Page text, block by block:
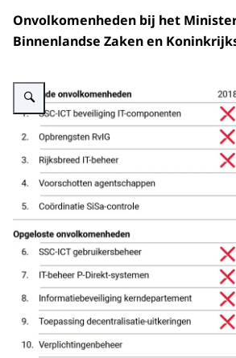
Onvolkomenheden bij het
Binnenlandse Zaken en
Vergroot afbeelding Onvolkomenheden BZK